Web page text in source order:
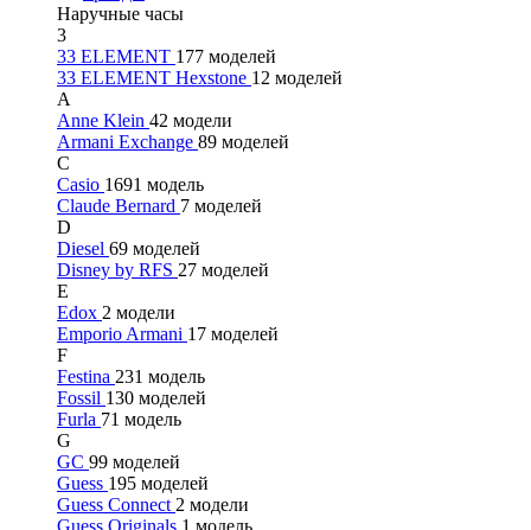
Наручные часы
3
33 ELEMENT 177 моделей
33 ELEMENT Hexstone 12 моделей
A
Anne Klein 42 модели
Armani Exchange 89 моделей
C
Casio 1691 модель
Claude Bernard 7 моделей
D
Diesel 69 моделей
Disney by RFS 27 моделей
E
Edox 2 модели
Emporio Armani 17 моделей
F
Festina 231 модель
Fossil 130 моделей
Furla 71 модель
G
GC 99 моделей
Guess 195 моделей
Guess Connect 2 модели
Guess Originals 1 модель